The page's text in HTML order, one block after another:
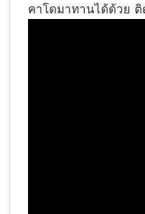
คาโดมาทานได้ด้วย